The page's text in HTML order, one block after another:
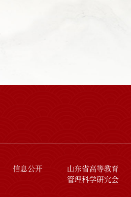
信息公开
山东省高等教育
管理科学研究会